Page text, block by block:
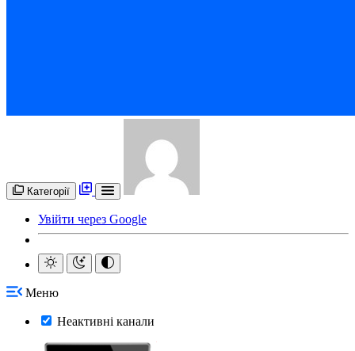
Категорії
Увійти через Google
Меню
Неактивні канали